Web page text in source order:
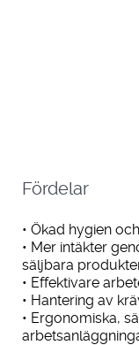
Fördelar
• Ökad hygien
• Mer intäkter
säljbara
• Effektivare
• Hantering av
• Ergonomiska,